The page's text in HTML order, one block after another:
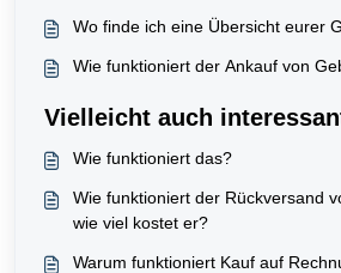
Wo finde ich eine Übersicht eurer
Wie funktioniert der Ankauf von
Vielleicht auch
Wie funktioniert das?
Wie funktioniert der Rückversand
wie viel kostet er?
Warum funktioniert Kauf auf